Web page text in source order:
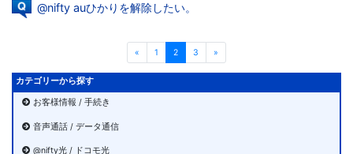
@nifty auひかりを解除したい。
« 1 2 3 »
カテゴリーから探す
お客様情報 / 手続き
音声通話 / データ通信
@nifty光 / ドコモ光